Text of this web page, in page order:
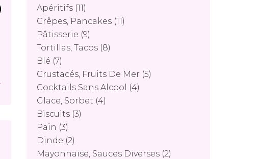
Apéritifs (11)
Crêpes, Pancakes (11)
Pâtisserie (9)
Tortillas, Tacos (8)
Blé (7)
Crustacés, Fruits De Mer (5)
Cocktails Sans Alcool
(4)
Glace, Sorbet (4)
Biscuits (3)
Pain (3)
Dinde (2)
Mayonnaise, Sauces Diverses (2)